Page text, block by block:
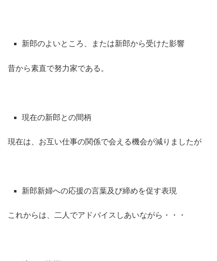
新郎のよいところ、または新郎から受けた影響
昔から素直で努力家である。
現在の新郎との間柄
現在は、お互い仕事の関係で会える機会が減りましたが
新郎新婦への応援の言葉及び締めを促す表現
これからは、二人でアドバイスしあいながら・・・